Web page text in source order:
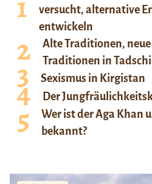
versucht, alternative
entwickeln
Alte Traditionen,
Traditionen in
Sexismus in Kirgistan
Der
Wer ist der Aga Khan
bekannt?